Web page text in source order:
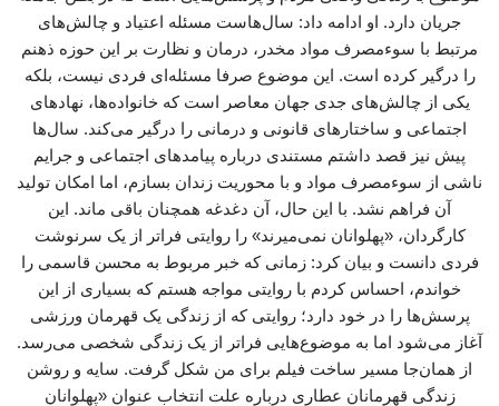
جریان دارد. او ادامه داد: سال‌هاست مسئله اعتیاد و چالش‌های
مرتبط با سوءمصرف مواد مخدر، درمان و نظارت بر این حوزه ذهنم
را درگیر کرده است. این موضوع صرفا مسئله‌ای فردی نیست، بلکه
یکی از چالش‌های جدی جهان معاصر است که خانواده‌ها، نهادهای
اجتماعی و ساختارهای قانونی و درمانی را درگیر می‌کند. سال‌ها
پیش نیز قصد داشتم مستندی درباره پیامدهای اجتماعی و جرایم
ناشی از سوءمصرف مواد و با محوریت زندان بسازم، اما امکان تولید
آن فراهم نشد. با این حال، آن دغدغه همچنان باقی ماند. این
کارگردان، «پهلوانان نمی‌میرند» را روایتی فراتر از یک سرنوشت
فردی دانست و بیان کرد: زمانی که خبر مربوط به محسن قاسمی را
خواندم، احساس کردم با روایتی مواجه هستم که بسیاری از این
پرسش‌ها را در خود دارد؛ روایتی که از زندگی یک قهرمان ورزشی
آغاز می‌شود اما به موضوع‌هایی فراتر از یک زندگی شخصی می‌رسد.
از همان‌جا مسیر ساخت فیلم برای من شکل گرفت. سایه و روشن
زندگی قهرمانان عطاری درباره علت انتخاب عنوان «پهلوانان